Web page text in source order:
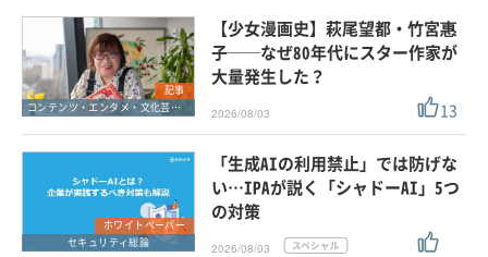
外部ニュース
スペシャルに限定する
タグ
クリア この条件で検索する
記事
コンテンツ・エンタメ・文化芸能・スポーツ
【少女漫画史】萩尾望都・竹宮惠
子──なぜ80年代にスター作家が
大量発生した？
2026/08/03 13
ホワイトペーパー
セキュリティ総論
「生成AIの利用禁止」では防げな
い…IPAが説く「シャドーAI」5つ
の対策
2026/08/03